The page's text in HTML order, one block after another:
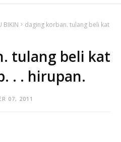
BIKIN
daging korban. tulang beli kat
tulang beli kat
. . hirupan.
07, 2011